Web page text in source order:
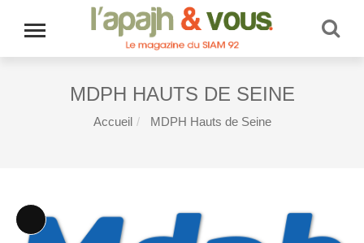
MDPH HAUTS DE SEINE
Accueil MDPH Hauts de Seine
Long